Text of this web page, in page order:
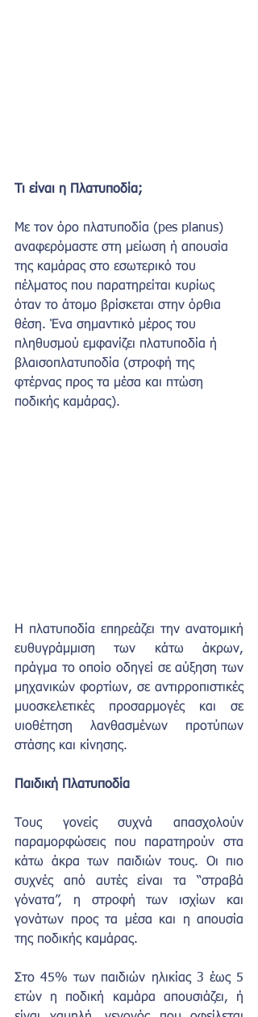
Τι είναι η Πλατυποδία;
Με τον όρο πλατυποδία (pes planus)
αναφερόμαστε στη μείωση ή απουσία
της καμάρας στο εσωτερικό του
πέλματος που παρατηρείται κυρίως
όταν το άτομο βρίσκεται στην όρθια
θέση. Ένα σημαντικό μέρος του
πληθυσμού εμφανίζει πλατυποδία ή
βλαισοπλατυποδία (στροφή της
φτέρνας προς τα μέσα και πτώση
ποδικής καμάρας).
Η πλατυποδία επηρεάζει την ανατομική
ευθυγράμμιση των κάτω άκρων,
πράγμα το οποίο οδηγεί σε αύξηση των
μηχανικών φορτίων, σε αντιρροπιστικές
μυοσκελετικές προσαρμογές και σε
υιοθέτηση λανθασμένων προτύπων
στάσης και κίνησης.
Παιδική Πλατυποδία
Τους γονείς συχνά απασχολούν
παραμορφώσεις που παρατηρούν στα
κάτω άκρα των παιδιών τους. Οι πιο
συχνές από αυτές είναι τα “στραβά
γόνατα”, η στροφή των ισχίων και
γονάτων προς τα μέσα και η απουσία
της ποδικής καμάρας.
Στο 45% των παιδιών ηλικίας 3 έως 5
ετών η ποδική καμάρα απουσιάζει, ή